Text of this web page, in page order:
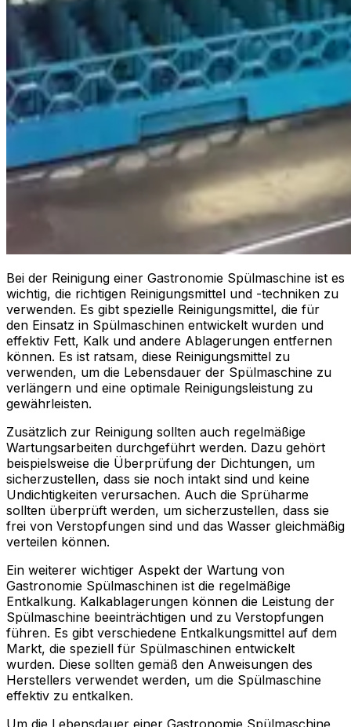
Bei der Reinigung einer Gastronomie Spülmaschine ist es
wichtig, die richtigen Reinigungsmittel und -techniken zu
verwenden. Es gibt spezielle Reinigungsmittel, die für
den Einsatz in Spülmaschinen entwickelt wurden und
effektiv Fett, Kalk und andere Ablagerungen entfernen
können. Es ist ratsam, diese Reinigungsmittel zu
verwenden, um die Lebensdauer der Spülmaschine zu
verlängern und eine optimale Reinigungsleistung zu
gewährleisten.
Zusätzlich zur Reinigung sollten auch regelmäßige
Wartungsarbeiten durchgeführt werden. Dazu gehört
beispielsweise die Überprüfung der Dichtungen, um
sicherzustellen, dass sie noch intakt sind und keine
Undichtigkeiten verursachen. Auch die Sprüharme
sollten überprüft werden, um sicherzustellen, dass sie
frei von Verstopfungen sind und das Wasser gleichmäßig
verteilen können.
Ein weiterer wichtiger Aspekt der Wartung von
Gastronomie Spülmaschinen ist die regelmäßige
Entkalkung. Kalkablagerungen können die Leistung der
Spülmaschine beeinträchtigen und zu Verstopfungen
führen. Es gibt verschiedene Entkalkungsmittel auf dem
Markt, die speziell für Spülmaschinen entwickelt
wurden. Diese sollten gemäß den Anweisungen des
Herstellers verwendet werden, um die Spülmaschine
effektiv zu entkalken.